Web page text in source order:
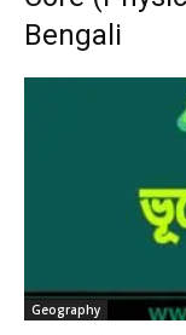
Bengali
Geography